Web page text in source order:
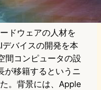
ドウェアの人材を
バイスの開発を本
間コンピュータの設
が移籍するというニ
。背景には、Apple